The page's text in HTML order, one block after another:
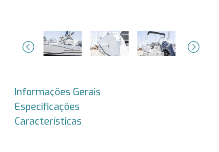
Previous Next
Informações Gerais
Especificações
Características